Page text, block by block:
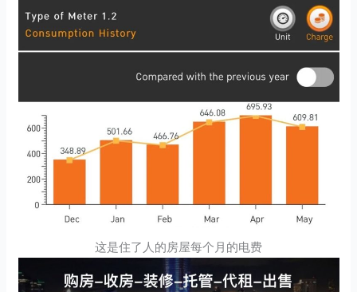
这是住了人的房屋每个月的电费